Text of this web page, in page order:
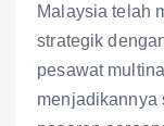
Malaysia telah
strategik
pesawat
menjadikannya